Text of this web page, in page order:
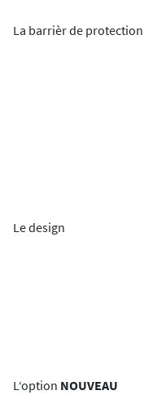
La barrièr de protection
Le design
L‘option NOUVEAU